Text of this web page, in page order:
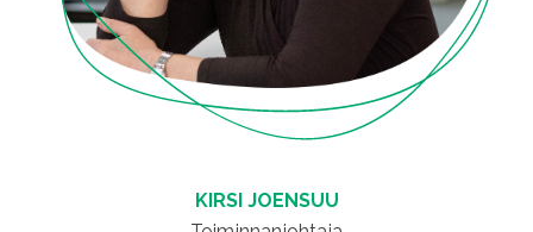
KIRSI JOENSUU